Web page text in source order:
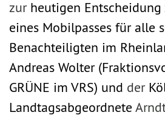
zur heutigen
eines Mobilpasses für alle
Benachteiligten im
Andreas Wolter
GRÜNE im VRS) und der
Landtagsabgeordnete